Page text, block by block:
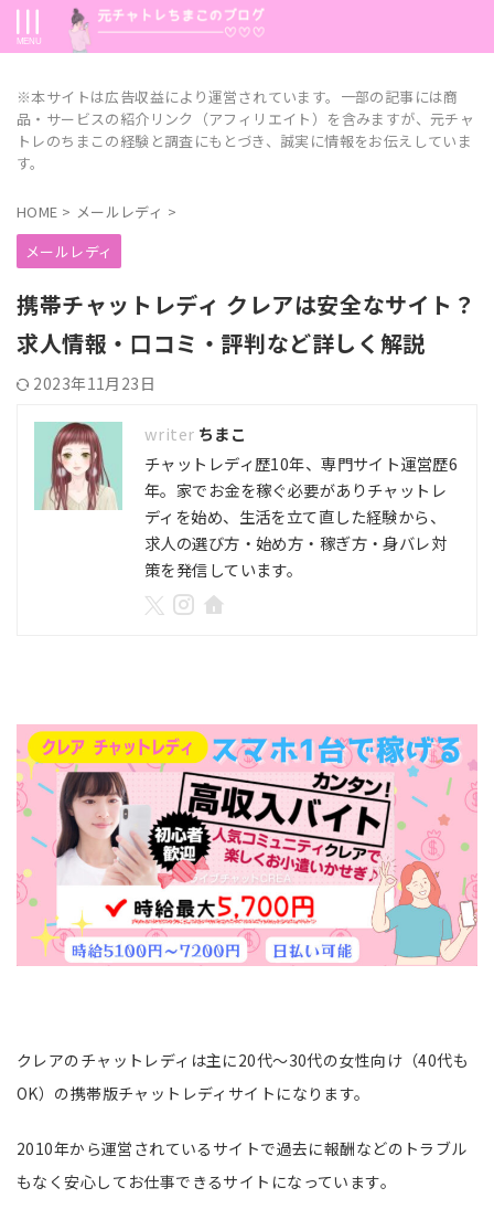
※本サイトは広告収益により運営されています。一部の記事には商
品・サービスの紹介リンク（アフィリエイト）を含みますが、元チャ
トレのちまこの経験と調査にもとづき、誠実に情報をお伝えしていま
す。
HOME > メールレディ >
メールレディ
携帯チャットレディ クレアは安全なサイト？
求人情報・口コミ・評判など詳しく解説
2023年11月23日
ちまこ
チャットレディ歴10年、専門サイト運営歴6
年。家でお金を稼ぐ必要がありチャットレ
ディを始め、生活を立て直した経験から、
求人の選び方・始め方・稼ぎ方・身バレ対
策を発信しています。
クレアのチャットレディは主に20代～30代の女性向け（40代も
OK）の携帯版チャットレディサイトになります。
2010年から運営されているサイトで過去に報酬などのトラブル
もなく安心してお仕事できるサイトになっています。